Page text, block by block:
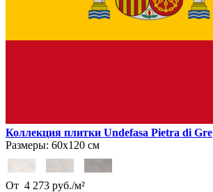
Коллекция плитки Undefasa Pietra di Gre
Размеры: 60х120 см
От 4 273 руб./м²